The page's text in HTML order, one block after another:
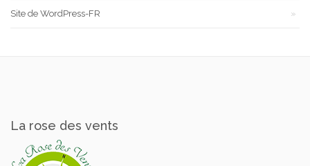
Site de WordPress-FR
La rose des vents